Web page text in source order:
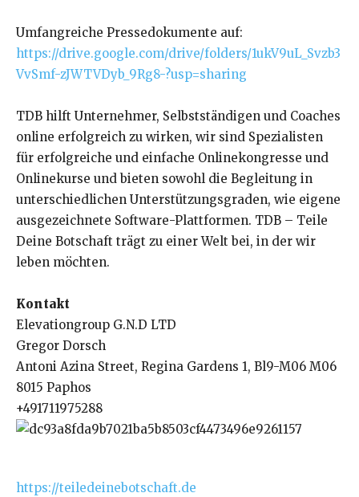
Umfangreiche Pressedokumente auf:
https://drive.google.com/drive/folders/1ukV9uL_Svzb3
VvSmf-zJWTVDyb_9Rg8-?usp=sharing
TDB hilft Unternehmer, Selbstständigen und Coaches
online erfolgreich zu wirken, wir sind Spezialisten
für erfolgreiche und einfache Onlinekongresse und
Onlinekurse und bieten sowohl die Begleitung in
unterschiedlichen Unterstützungsgraden, wie eigene
ausgezeichnete Software-Plattformen. TDB – Teile
Deine Botschaft trägt zu einer Welt bei, in der wir
leben möchten.
Kontakt
Elevationgroup G.N.D LTD
Gregor Dorsch
Antoni Azina Street, Regina Gardens 1, Bl9-M06 M06
8015 Paphos
+491711975288
https://teiledeinebotschaft.de